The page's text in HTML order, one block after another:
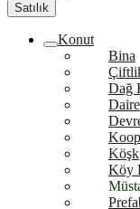
Satılık
Konut
Bina
Dağ
Daire
Köşk
Köy